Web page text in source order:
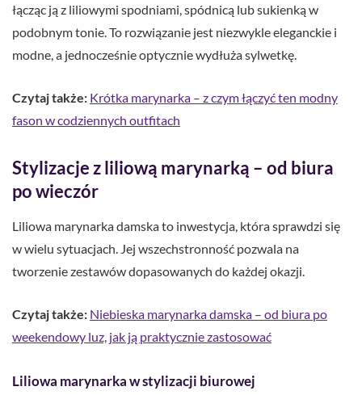
łącząc ją z liliowymi spodniami, spódnicą lub sukienką w
podobnym tonie. To rozwiązanie jest niezwykle eleganckie i
modne, a jednocześnie optycznie wydłuża sylwetkę.
Czytaj także: Krótka marynarka – z czym łączyć ten modny
fason w codziennych outfitach
Stylizacje z liliową marynarką – od biura
po wieczór
Liliowa marynarka damska to inwestycja, która sprawdzi się
w wielu sytuacjach. Jej wszechstronność pozwala na
tworzenie zestawów dopasowanych do każdej okazji.
Czytaj także: Niebieska marynarka damska – od biura po
weekendowy luz, jak ją praktycznie zastosować
Liliowa marynarka w stylizacji biurowej